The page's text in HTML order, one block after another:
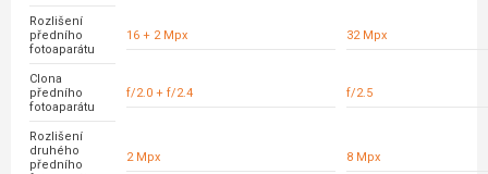
Rozlišení
předního
fotoaparátu
16 + 2 Mpx 32 Mpx
Clona
předního
fotoaparátu
f/2.0 + f/2.4 f/2.5
Rozlišení
druhého
předního
2 Mpx 8 Mpx